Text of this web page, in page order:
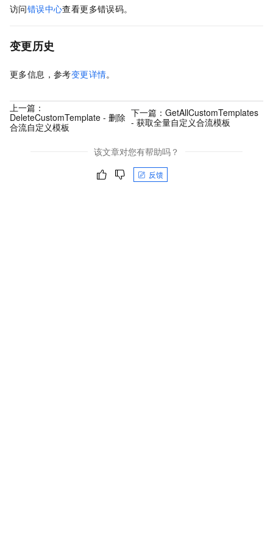
访问错误中心查看更多错误码。
变更历史
更多信息，参考变更详情。
上一篇：
DeleteCustomTemplate - 删除
合流自定义模板
下一篇： GetAllCustomTemplates
- 获取全量自定义合流模板
该文章对您有帮助吗？
反馈